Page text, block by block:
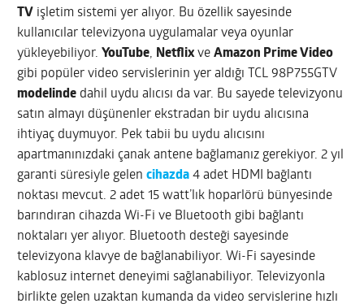
TV işletim sistemi yer alıyor. Bu özellik sayesinde
kullanıcılar televizyona uygulamalar veya oyunlar
yükleyebiliyor. YouTube, NetflixveAmazon Prime Video
gibi popüler video servislerinin yer aldığı TCL 98P755GTV
modelinde dahil uydu alıcısı da var. Bu sayede televizyonu
satın almayı düşünenler ekstradan bir uydu alıcısına
ihtiyaç duymuyor. Pek tabii bu uydu alıcısını
apartmanınızdaki çanak antene bağlamanız gerekiyor. 2 yıl
garanti süresiyle gelencihazda 4 adet HDMI bağlantı
noktası mevcut. 2 adet 15 watt’lık hoparlörü bünyesinde
barındıran cihazda Wi-Fi ve Bluetooth gibi bağlantı
noktaları yer alıyor. Bluetooth desteği sayesinde
televizyona klavye de bağlanabiliyor. Wi-Fi sayesinde
kablosuz internet deneyimi sağlanabiliyor. Televizyonla
birlikte gelen uzaktan kumanda da video servislerine hızlı